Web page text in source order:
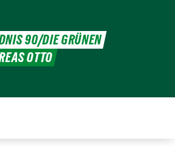
90/DIE GRÜNEN
OTTO